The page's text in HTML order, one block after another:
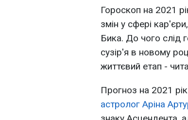
Гороскоп на 2021
змін у сфері
Бика. До чого слід
сузір'я в новому
життєвий етап -
Прогноз на 2021
астролог Аріна